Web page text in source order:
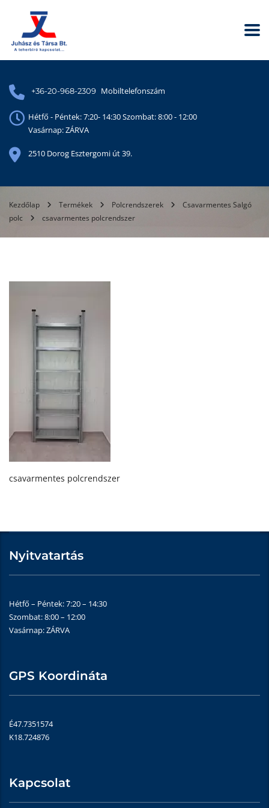
+36-20-968-2309 Mobiltelefonszám
Hétfő - Péntek: 7:20- 14:30 Szombat: 8:00 - 12:00
Vasárnap: ZÁRVA
2510 Dorog Esztergomi út 39.
Kezdőlap Termékek Polcrendszerek
Csavarmentes Salgó
polc
csavarmentes polcrendszer
csavarmentes polcrendszer
Nyitvatartás
Hétfő – Péntek: 7:20 – 14:30
Szombat: 8:00 – 12:00
Vasárnap: ZÁRVA
GPS Koordináta
É47.7351574
K18.724876
Kapcsolat